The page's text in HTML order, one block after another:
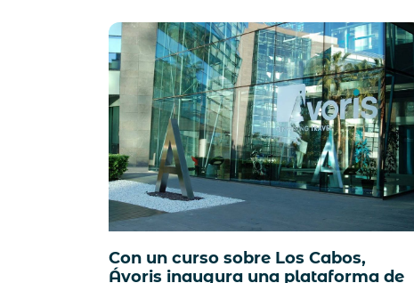
Con un curso sobre Los Cabos,
Ávoris inaugura una plataforma de